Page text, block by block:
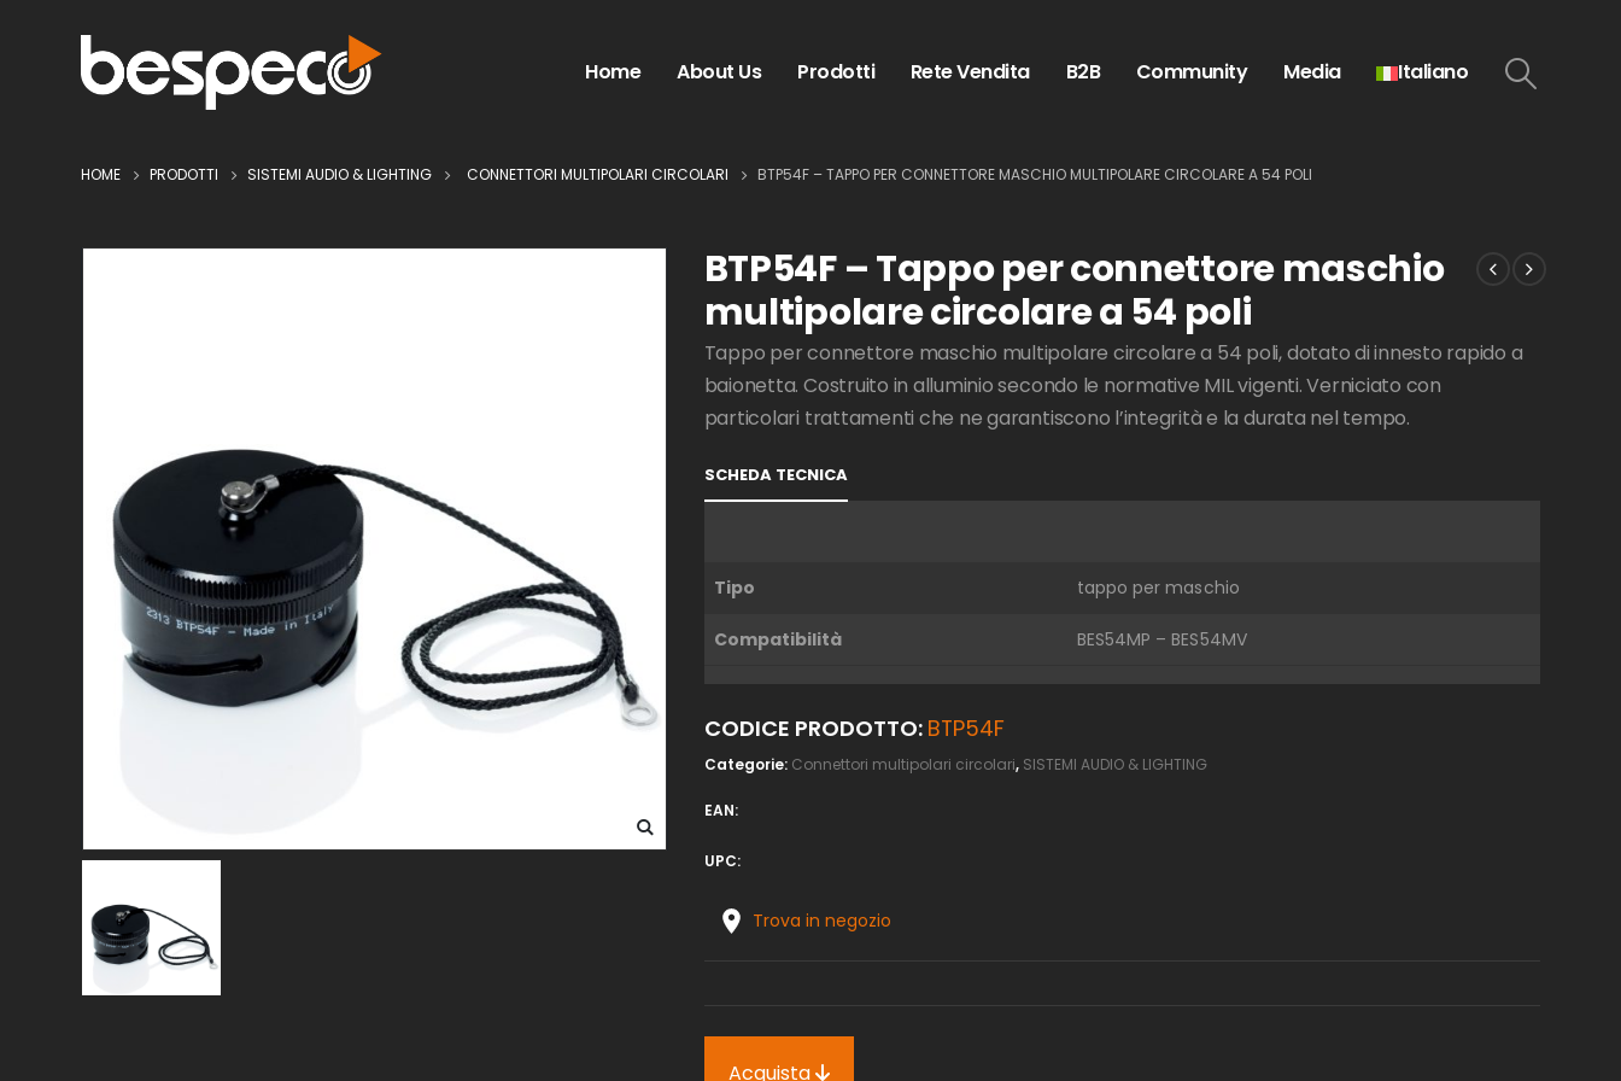
Home About Us Prodotti Rete Vendita B2B Community Media Italiano
HOME PRODOTTI SISTEMI AUDIO & LIGHTING CONNETTORI MULTIPOLARI CIRCOLARI BTP54F – TAPPO PER CONNETTORE MASCHIO MULTIPOLARE CIRCOLARE A 54 POLI
BTP54F – Tappo per connettore maschio
multipolare circolare a 54 poli
Tappo per connettore maschio multipolare circolare a 54 poli, dotato di innesto rapido a
baionetta. Costruito in alluminio secondo le normative MIL vigenti. Verniciato con
particolari trattamenti che ne garantiscono l’integrità e la durata nel tempo.
SCHEDA TECNICA
Tipo tappo per maschio
Compatibilità BES54MP – BES54MV
CODICE PRODOTTO: BTP54F
Categorie: Connettori multipolari circolari, SISTEMI AUDIO & LIGHTING
EAN:
UPC:
Trova in negozio
Acquista